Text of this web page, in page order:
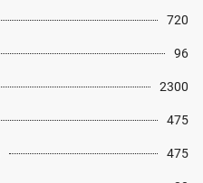
720
96
2300
475
475